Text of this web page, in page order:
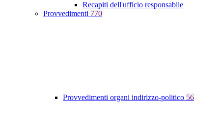
Recapiti dell'ufficio responsabile
Provvedimenti 770
Provvedimenti organi indirizzo-politico 56